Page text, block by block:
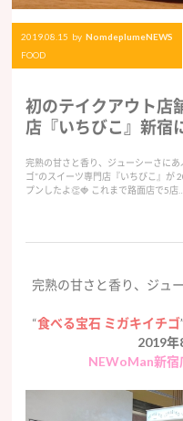
2019.08.15 by NomdeplumeNEWS
FOOD
初のテイクアウト店
店『いちびこ』新宿
完熟の甘さと香り、ジューシーさに
ゴ”のスイーツ専門店『いちびこ』が
プンしたよ👏🍓 これまで路面店で5店…
完熟の甘さと香り、ジュ
“食べる宝石 ミガキイチゴ
2019年
NEWoMan新宿